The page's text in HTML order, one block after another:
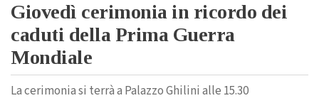
Giovedì cerimonia in ricordo dei
caduti della Prima Guerra
Mondiale
La cerimonia si terrà a Palazzo Ghilini alle 15.30